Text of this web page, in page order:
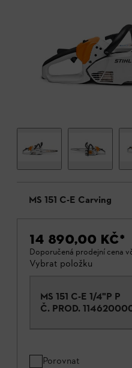
MS 151 C-E Carving
14 890,00 KČ*
Doporučená prodejní cena
Vybrat položku
MS 151 C-E 1/4"P P
Č. PROD.
Porovnat